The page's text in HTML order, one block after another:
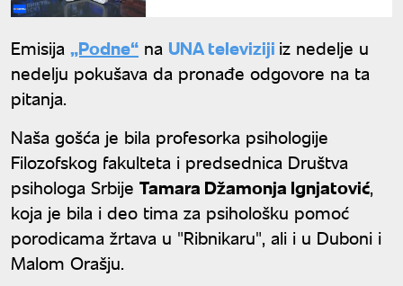
Emisija „Podne“ na UNA televiziji iz nedelje u
nedelju pokušava da pronađe odgovore na ta
pitanja.
Naša gošća je bila profesorka psihologije
Filozofskog fakulteta i predsednica Društva
psihologa Srbije Tamara Džamonja Ignjatović,
koja je bila i deo tima za psihološku pomoć
porodicama žrtava u "Ribnikaru", ali i u Duboni i
Malom Orašju.